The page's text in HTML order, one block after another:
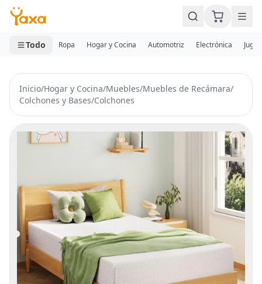
MINI CARRITO
0 productos
Todo Ropa Hogar y Cocina Automotriz Electrónica
Inicio/Hogar y Cocina/Muebles/Muebles de Recámara/
Colchones y Bases/Colchones